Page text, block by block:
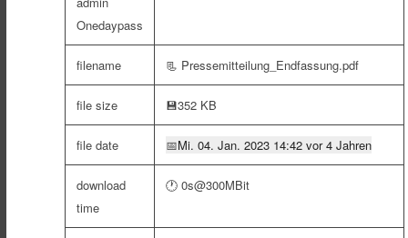
Onedaypass
filename 📃 Pressemitteilung_Endfassung.pdf
file size 💾352 KB
file date 📅Mi. 04. Jan. 2023 14:42 vor 4 Jahren
download
time
🕐 0s@300MBit